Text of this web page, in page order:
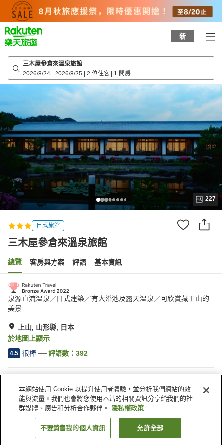
top
page
新
三木屋參倉來溫泉旅館
2026/8/24 - 2026/8/25 | 2 位住客 | 1 間房
227
日式旅館
三木屋參倉來溫泉旅館
總覽 客房與方案 評語 基本資訊
泉源直流溫泉／日式建築／有大浴池及露天溫泉／可欣賞藏王山的
美景
上山, 山形縣, 日本
於地圖上顯示
4.5 很棒 評語數： 392
停車場
Spa／美容沙龍
休息室
商店
日本 山形縣 上山 三木屋參倉來溫泉旅館
找客房
本網站使用 Cookie 以提升使用者體驗，並分析我們網站的效
能與流量。我們也會將您使用本站的相關資訊分享給我們的社
群媒體、廣告和分析合作夥伴。
隱私權政策
不要銷售我的個人資訊 允許全部